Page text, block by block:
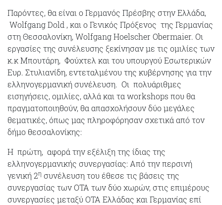
Παρόντες, θα είναι ο Γερμανός Πρέσβης στην Ελλάδα,
Wolfgang Dold , και ο Γενικός Πρόξενος της Γερμανίας
στη Θεσσαλονίκη, Wolfgang Hoelscher Obermaier. Οι
εργασίες της συνέλευσης ξεκίνησαν με τις ομιλίες των
κ.κ Μπουτάρη, Φούχτελ και του υπουργού Εσωτερικών
Ευρ. Στυλιανίδη, εντεταλμένου της κυβέρνησης για την
ελληνογερμανική συνέλευση. Οι πολυάριθμες
εισηγήσεις, ομιλίες, αλλά και τα workshops που θα
πραγματοποιηθούν, θα απασχολήσουν δύο μεγάλες
θεματικές, όπως μας πληροφόρησαν σχετικά από τον
δήμο θεσσαλονίκης:
Η πρώτη, αφορά την εξέλιξη της ίδιας της
ελληνογερμανικής συνεργασίας: Από την περσινή
γενική 2η συνέλευση του έθεσε τις βάσεις της
συνεργασίας των ΟΤΑ των δύο χωρών, στις επιμέρους
συνεργασίες μεταξύ ΟΤΑ Ελλάδας και Γερμανίας επί